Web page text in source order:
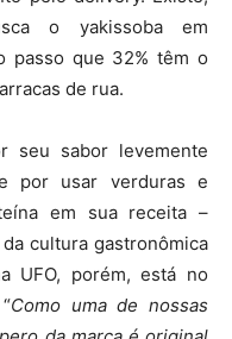
o yakissoba em
passo que 32% têm o
de rua.
seu sabor levemente
por usar verduras e
em sua receita –
cultura gastronômica
UFO, porém, está no
Como uma de nossas